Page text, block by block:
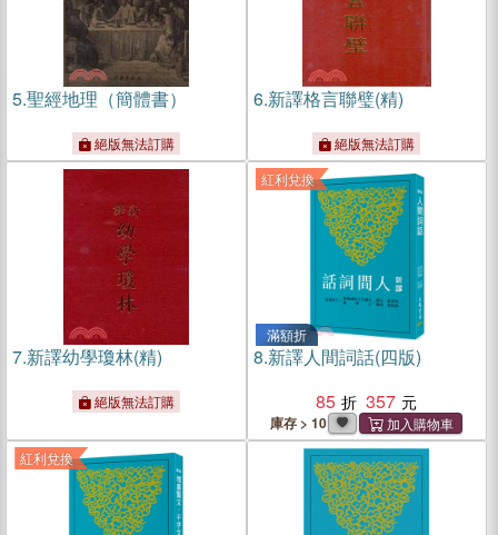
5.聖經地理（簡體書）
絕版無法訂購
6.新譯格言聯璧(精)
絕版無法訂購
7.新譯幼學瓊林(精)
絕版無法訂購
紅利兌換
滿額折
8.新譯人間詞話(四版)
85
357
庫存 > 10
紅利兌換